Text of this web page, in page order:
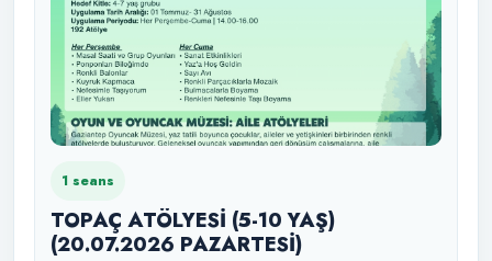
1 seans
TOPAÇ ATÖLYESİ (5-10 YAŞ)
(20.07.2026 PAZARTESİ)